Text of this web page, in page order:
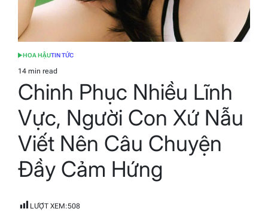
POSTED
IN
HOA HẬUTIN TỨC
Estimated
read
time
14 min read
Chinh Phục Nhiều Lĩnh
Vực, Người Con Xứ Nẫu
Viết Nên Câu Chuyện
Đầy Cảm Hứng
LƯỢT XEM:508